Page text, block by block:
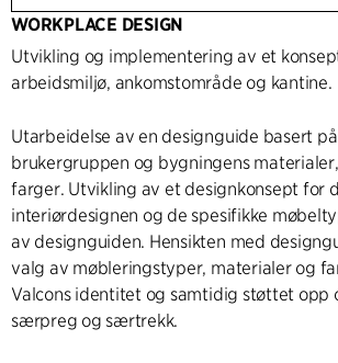
WORKPLACE DESIGN
Utvikling og implementering av et
arbeidsmiljø, ankomstområde og kantine.
Utarbeidelse av en designguide basert
brukergruppen og bygningens
farger. Utvikling av et designkonsept for
interiørdesignen og de spesifikke
av designguiden. Hensikten med
valg av møbleringstyper, materialer og
Valcons identitet og samtidig støttet opp
særpreg og særtrekk.